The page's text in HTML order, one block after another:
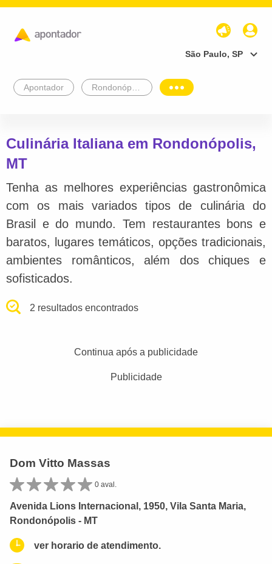
São Paulo, SP
Apontador
Culinária Italiana em Rondonópolis,
MT
Tenha as melhores experiências gastronômica
com os mais variados tipos de culinária do
Brasil e do mundo. Tem restaurantes bons e
baratos, lugares temáticos, opções tradicionais,
ambientes românticos, além dos chiques e
sofisticados.
2 resultados encontrados
Continua após a publicidade
Publicidade
Dom Vitto Massas
0 aval.
Avenida Lions Internacional, 1950, Vila Santa Maria,
Rondonópolis - MT
ver horario de atendimento.